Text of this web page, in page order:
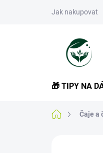
Jak nakupovat
🎁 TIPY NA
Domů Čaje a